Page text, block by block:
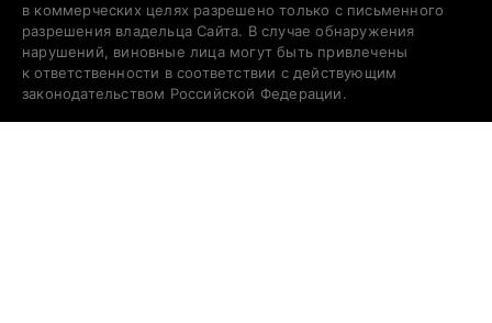
в коммерческих целях разрешено только с письменного
разрешения владельца Сайта. В случае обнаружения
нарушений, виновные лица могут быть привлечены
к ответственности в соответствии с действующим
законодательством Российской Федерации.